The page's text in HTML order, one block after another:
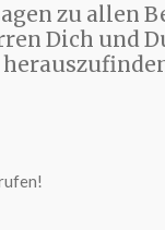
zu allen
Dich und